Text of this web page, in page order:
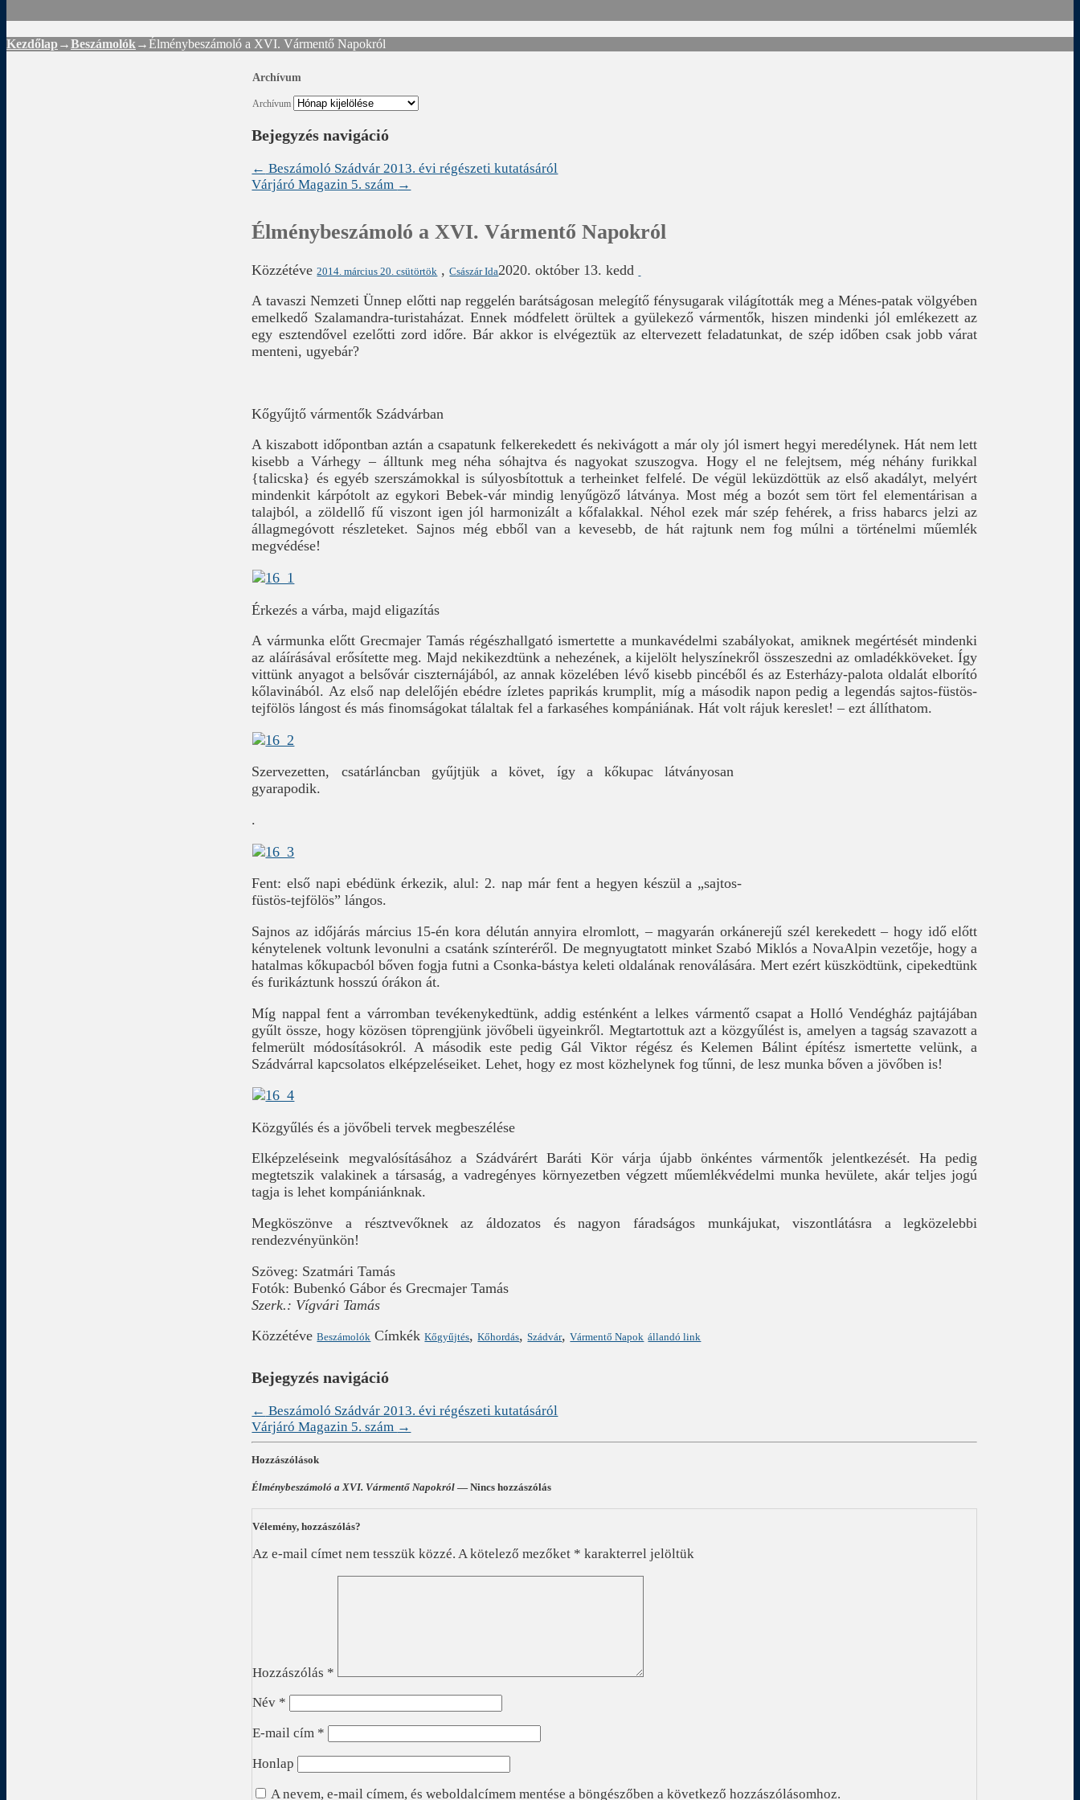
Kezdőlap →Beszámolók →Élménybeszámoló a XVI. Vármentő Napokról
Archívum
Archívum
Bejegyzés navigáció
← Beszámoló Szádvár 2013. évi régészeti kutatásáról
Várjáró Magazin 5. szám →
Élménybeszámoló a XVI. Vármentő Napokról
Közzétéve2014. március 20. csütörtök ,Császár Ida2020. október 13. kedd
A tavaszi Nemzeti Ünnep előtti nap reggelén barátságosan melegítő fénysugarak világították meg a Ménes-patak völgyében
emelkedő Szalamandra-turistaházat. Ennek módfelett örültek a gyülekező vármentők, hiszen mindenki jól emlékezett az
egy esztendővel ezelőtti zord időre. Bár akkor is elvégeztük az eltervezett feladatunkat, de szép időben csak jobb várat
menteni, ugyebár?
Kőgyűjtő vármentők Szádvárban
A kiszabott időpontban aztán a csapatunk felkerekedett és nekivágott a már oly jól ismert hegyi meredélynek. Hát nem lett
kisebb a Várhegy – álltunk meg néha sóhajtva és nagyokat szuszogva. Hogy el ne felejtsem, még néhány furikkal
{talicska} és egyéb szerszámokkal is súlyosbítottuk a terheinket felfelé. De végül leküzdöttük az első akadályt, melyért
mindenkit kárpótolt az egykori Bebek-vár mindig lenyűgöző látványa. Most még a bozót sem tört fel elementárisan a
talajból, a zöldellő fű viszont igen jól harmonizált a kőfalakkal. Néhol ezek már szép fehérek, a friss habarcs jelzi az
állagmegóvott részleteket. Sajnos még ebből van a kevesebb, de hát rajtunk nem fog múlni a történelmi műemlék
megvédése!
Érkezés a várba, majd eligazítás
A vármunka előtt Grecmajer Tamás régészhallgató ismertette a munkavédelmi szabályokat, amiknek megértését mindenki
az aláírásával erősítette meg. Majd nekikezdtünk a nehezének, a kijelölt helyszínekről összeszedni az omladékköveket. Így
vittünk anyagot a belsővár ciszternájából, az annak közelében lévő kisebb pincéből és az Esterházy-palota oldalát elborító
kőlavinából. Az első nap delelőjén ebédre ízletes paprikás krumplit, míg a második napon pedig a legendás sajtos-füstös-
tejfölös lángost és más finomságokat tálaltak fel a farkaséhes kompániának. Hát volt rájuk kereslet! – ezt állíthatom.
Szervezetten, csatárláncban gyűjtjük a követ, így a kőkupac látványosan
gyarapodik.
.
Fent: első napi ebédünk érkezik, alul: 2. nap már fent a hegyen készül a „sajtos-
füstös-tejfölös” lángos.
Sajnos az időjárás március 15-én kora délután annyira elromlott, – magyarán orkánerejű szél kerekedett – hogy idő előtt
kénytelenek voltunk levonulni a csatánk színteréről. De megnyugtatott minket Szabó Miklós a NovaAlpin vezetője, hogy a
hatalmas kőkupacból bőven fogja futni a Csonka-bástya keleti oldalának renoválására. Mert ezért küszködtünk, cipekedtünk
és furikáztunk hosszú órákon át.
Míg nappal fent a várromban tevékenykedtünk, addig esténként a lelkes vármentő csapat a Holló Vendégház pajtájában
gyűlt össze, hogy közösen töprengjünk jövőbeli ügyeinkről. Megtartottuk azt a közgyűlést is, amelyen a tagság szavazott a
felmerült módosításokról. A második este pedig Gál Viktor régész és Kelemen Bálint építész ismertette velünk, a
Szádvárral kapcsolatos elképzeléseiket. Lehet, hogy ez most közhelynek fog tűnni, de lesz munka bőven a jövőben is!
Közgyűlés és a jövőbeli tervek megbeszélése
Elképzeléseink megvalósításához a Szádvárért Baráti Kör várja újabb önkéntes vármentők jelentkezését. Ha pedig
megtetszik valakinek a társaság, a vadregényes környezetben végzett műemlékvédelmi munka hevülete, akár teljes jogú
tagja is lehet kompániánknak.
Megköszönve a résztvevőknek az áldozatos és nagyon fáradságos munkájukat, viszontlátásra a legközelebbi
rendezvényünkön!
Szöveg: Szatmári Tamás
Fotók: Bubenkó Gábor és Grecmajer Tamás
Szerk.: Vígvári Tamás
Közzétéve Beszámolók Címkék Kőgyűjtés,Kőhordás,Szádvár,Vármentő Napok állandó link
Bejegyzés navigáció
← Beszámoló Szádvár 2013. évi régészeti kutatásáról
Várjáró Magazin 5. szám →
Hozzászólások
Élménybeszámoló a XVI. Vármentő Napokról — Nincs hozzászólás
Vélemény, hozzászólás?
Az e-mail címet nem tesszük közzé. A kötelező mezőket * karakterrel jelöltük
Hozzászólás *
Név *
E-mail cím *
Honlap
A nevem, e-mail címem, és weboldalcímem mentése a böngészőben a következő hozzászólásomhoz.